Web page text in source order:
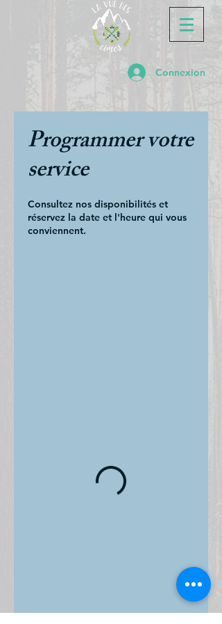
Connexion
Programmer votre
service
Consultez nos disponibilités et
réservez la date et l'heure qui vous
conviennent.